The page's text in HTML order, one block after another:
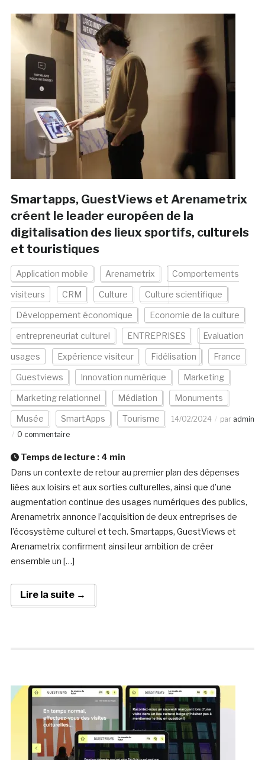
Smartapps, GuestViews et Arenametrix
créent le leader européen de la
digitalisation des lieux sportifs, culturels
et touristiques
Application mobile Arenametrix Comportements
visiteurs CRM Culture Culture scientifique
Développement économique Economie de la culture
entrepreneuriat culturel ENTREPRISES Evaluation
usages Expérience visiteur Fidélisation France
Guestviews Innovation numérique Marketing
Marketing relationnel Médiation Monuments
Musée SmartApps Tourisme 14/02/2024 par admin
0 commentaire
Temps de lecture : 4 min
Dans un contexte de retour au premier plan des dépenses
liées aux loisirs et aux sorties culturelles, ainsi que d’une
augmentation continue des usages numériques des publics,
Arenametrix annonce l’acquisition de deux entreprises de
l’écosystème culturel et tech. Smartapps, GuestViews et
Arenametrix confirment ainsi leur ambition de créer
ensemble un […]
Lire la suite →